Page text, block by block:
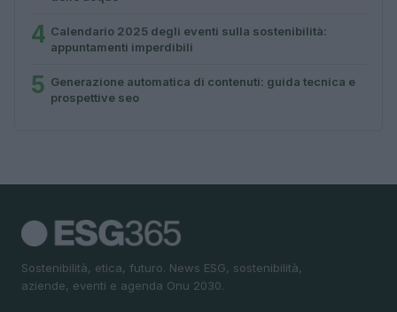
4 Calendario 2025 degli eventi sulla sostenibilità:
appuntamenti imperdibili
5 Generazione automatica di contenuti: guida tecnica e
prospettive seo
Sostenibilità, etica, futuro. News ESG, sostenibilità,
aziende, eventi e agenda Onu 2030.